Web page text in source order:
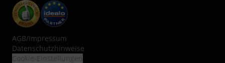
AGB/Impressum
Datenschutzhinweise